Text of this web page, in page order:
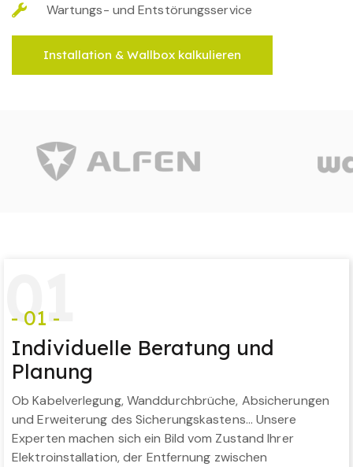
Wartungs- und Entstörungsservice
Installation & Wallbox kalkulieren
01
- 01 -
Individuelle Beratung und
Planung
Ob Kabelverlegung, Wanddurchbrüche, Absicherungen
und Erweiterung des Sicherungskastens… Unsere
Experten machen sich ein Bild vom Zustand Ihrer
Elektroinstallation, der Entfernung zwischen